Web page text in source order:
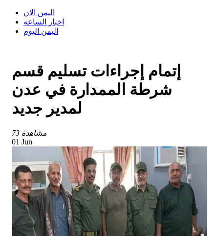
اليمن الان
اخبار الساعه
اليمن اليوم
إتمام إجراءات تسليم قسم
شرطة الممدارة في عدن
لمدير جديد
73 مشاهدة
01 Jun